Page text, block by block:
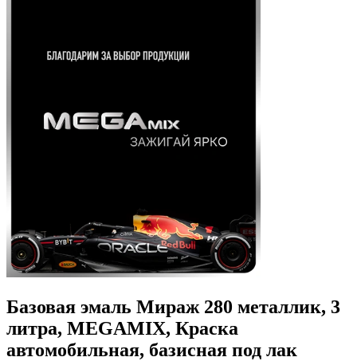
Базовая эмаль Мираж 280 металлик, 3
литра, MEGAMIX, Краска
автомобильная, базисная под лак